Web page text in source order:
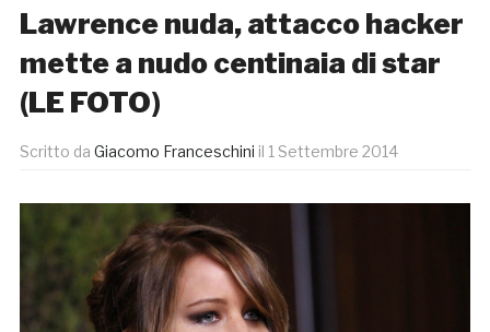
Lawrence nuda, attacco hacker
mette a nudo centinaia di star
(LE FOTO)
Scritto da Giacomo Franceschini il 1 Settembre 2014